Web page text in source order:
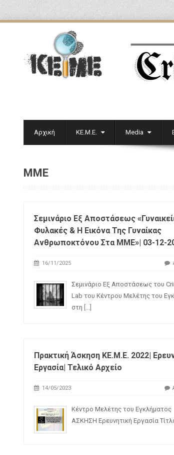
Αρχική ΚΕ.Μ.Ε. Media
ΜΜΕ
Σεμινάριο Εξ Αποστάσεως
Φυλακές & Η Εικόνα Της Γυναίκας
Ανθρωποκτόνου Στα ΜΜΕ»| 03-12-
16/11/2025
Σεμινάριο Εξ Αποστάσεως του
Lab του Κέντρου Μελέτης του
στη [...]
Πρακτική Άσκηση ΚΕ.Μ.Ε. 2022|
Εργασία| Τελικό Αρχείο
14/05/2023
Κέντρο Μελέτης του
ΑΣΚΗΣΗ Ερευνητική Εργασία